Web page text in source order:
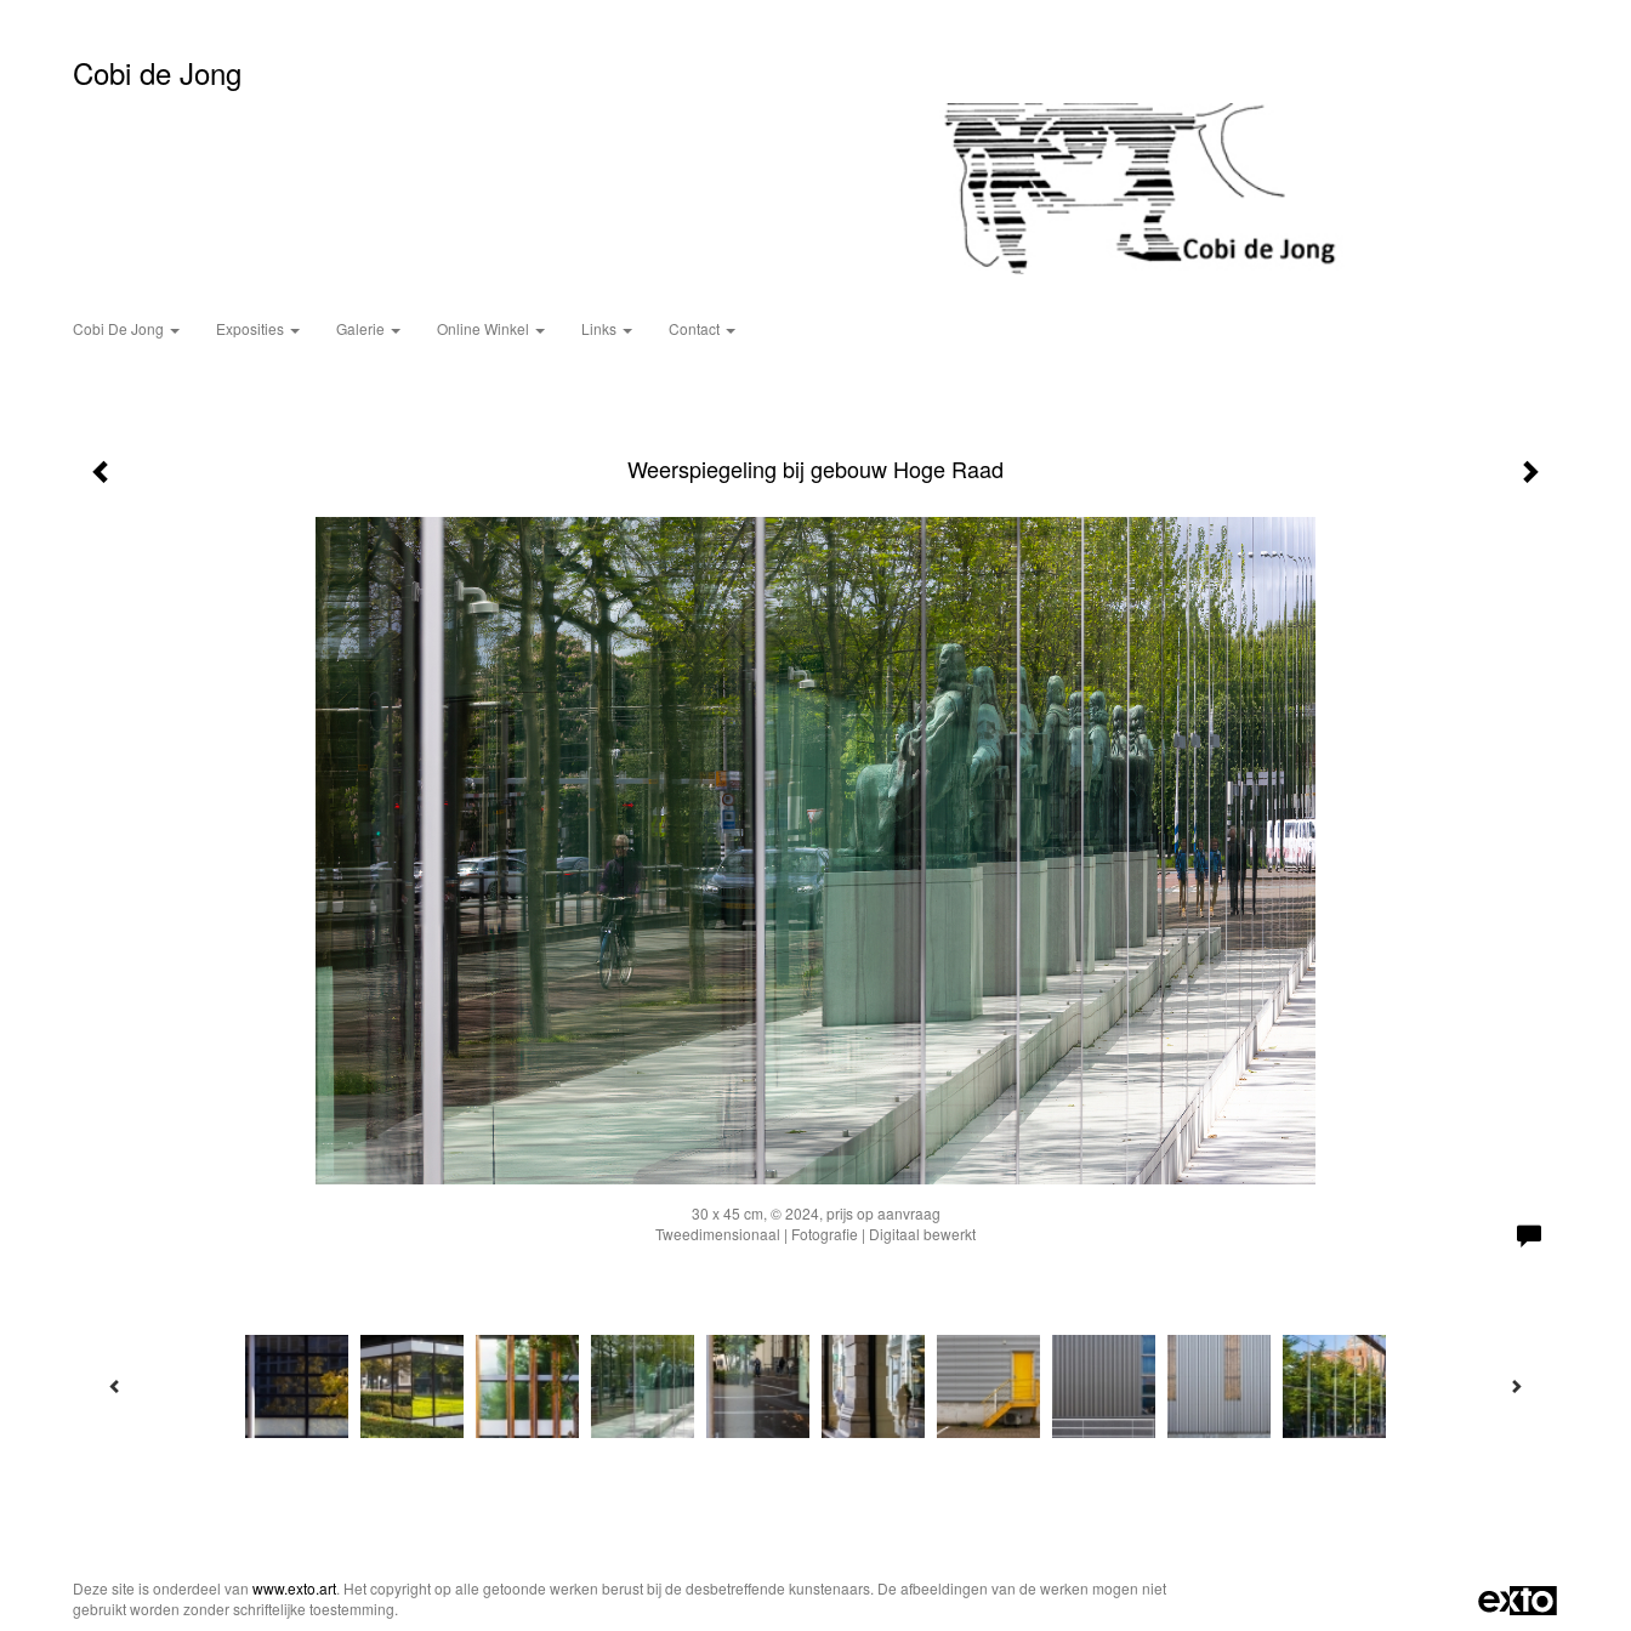
Cobi de Jong
Cobi De Jong Exposities Galerie Online Winkel Links Contact
Weerspiegeling bij gebouw Hoge Raad
30 x 45 cm, © 2024, prijs op aanvraag
Tweedimensionaal | Fotografie | Digitaal bewerkt
Deze site is onderdeel van www.exto.art. Het copyright op alle getoonde werken berust bij de desbetreffende kunstenaars. De afbeeldingen van de werken mogen niet
gebruikt worden zonder schriftelijke toestemming.